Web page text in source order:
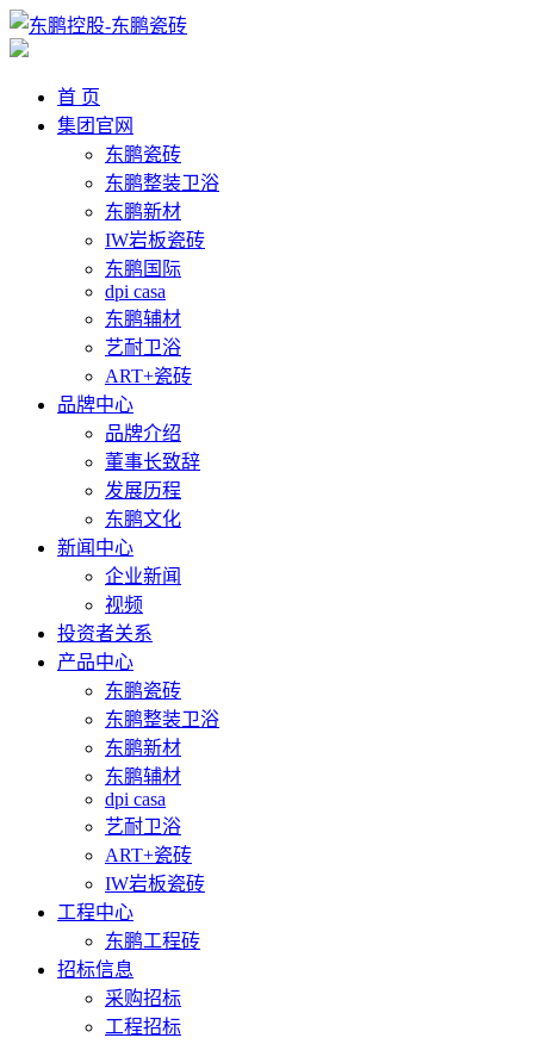
首 页
集团官网
东鹏瓷砖
东鹏整装卫浴
东鹏新材
IW岩板瓷砖
东鹏国际
dpi casa
东鹏辅材
艺耐卫浴
ART+瓷砖
品牌中心
品牌介绍
董事长致辞
发展历程
东鹏文化
新闻中心
企业新闻
视频
投资者关系
产品中心
东鹏瓷砖
东鹏整装卫浴
东鹏新材
东鹏辅材
dpi casa
艺耐卫浴
ART+瓷砖
IW岩板瓷砖
工程中心
东鹏工程砖
招标信息
采购招标
工程招标